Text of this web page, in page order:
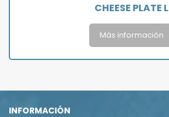
CHEESE PLATE L
Más información
INFORMACIÓN